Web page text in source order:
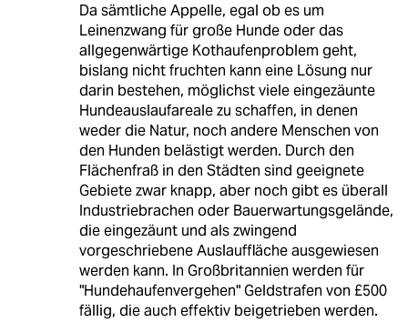
Da sämtliche Appelle, egal ob es um
Leinenzwang für große Hunde oder das
allgegenwärtige Kothaufenproblem geht,
bislang nicht fruchten kann eine Lösung nur
darin bestehen, möglichst viele eingezäunte
Hundeauslaufareale zu schaffen, in denen
weder die Natur, noch andere Menschen von
den Hunden belästigt werden. Durch den
Flächenfraß in den Städten sind geeignete
Gebiete zwar knapp, aber noch gibt es überall
Industriebrachen oder Bauerwartungsgelände,
die eingezäunt und als zwingend
vorgeschriebene Auslauffläche ausgewiesen
werden kann. In Großbritannien werden für
"Hundehaufenvergehen" Geldstrafen von £500
fällig, die auch effektiv beigetrieben werden.